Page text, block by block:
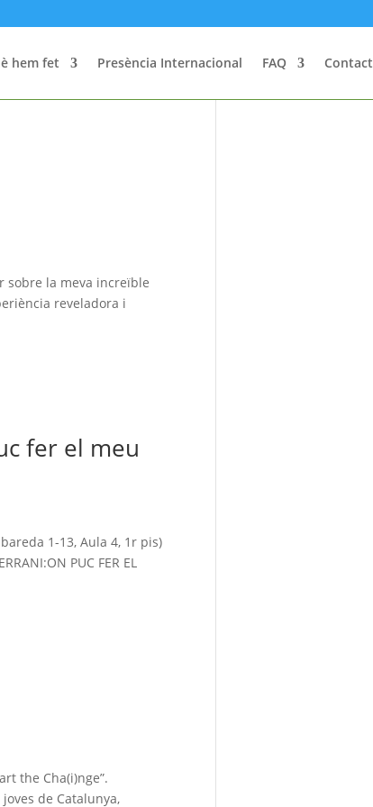
hem fet Presència Internacional FAQ
sobre la meva increïble
reveladora i
fer el meu
1-13, Aula 4, 1r pis)
PUC FER EL
the Cha(i)nge”.
de Catalunya,